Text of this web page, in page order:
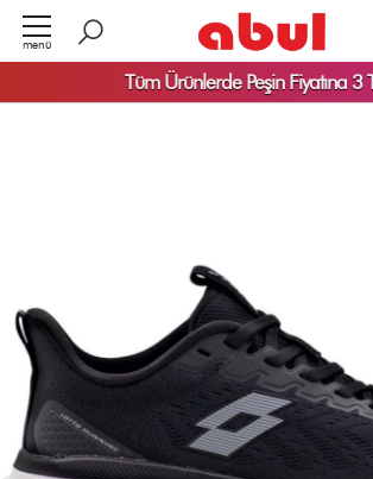
menü
Tüm Ürünlerde Peşin Fiyatına 3